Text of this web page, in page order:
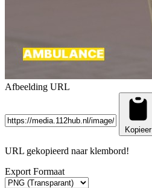
Afbeelding URL
Kopieer
URL gekopieerd naar klembord!
Export Formaat